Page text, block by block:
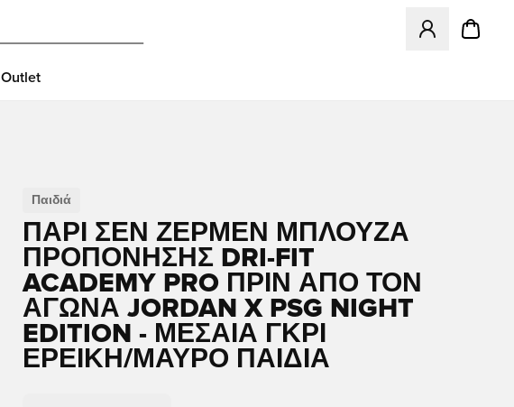
Ανοίγει ένα
Outlet
Παιδιά
ΠΑΡΊ ΣΕΝ ΖΕΡΜΈΝ ΜΠΛΟΎΖΑ
ΠΡΟΠΌΝΗΣΗΣ DRI-FIT
ACADEMY PRO ΠΡΙΝ ΑΠΌ ΤΟΝ
ΑΓΏΝΑ JORDAN X PSG NIGHT
EDITION - ΜΕΣΑΊΑ ΓΚΡΙ
ΕΡΕΊΚΗ/ΜΑΎΡΟ ΠΑΙΔΙΆ